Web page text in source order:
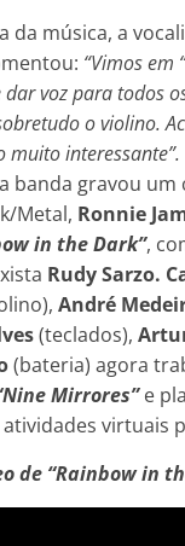
da música, a
“Vimos em
voz para todos
o violino.
muito interessante”.
banda gravou um
Metal, Ronnie
in the Dark”,
Rudy Sarzo.
André
(teclados),
(bateria) agora
Mirrores”e
virtuais
de “Rainbow in